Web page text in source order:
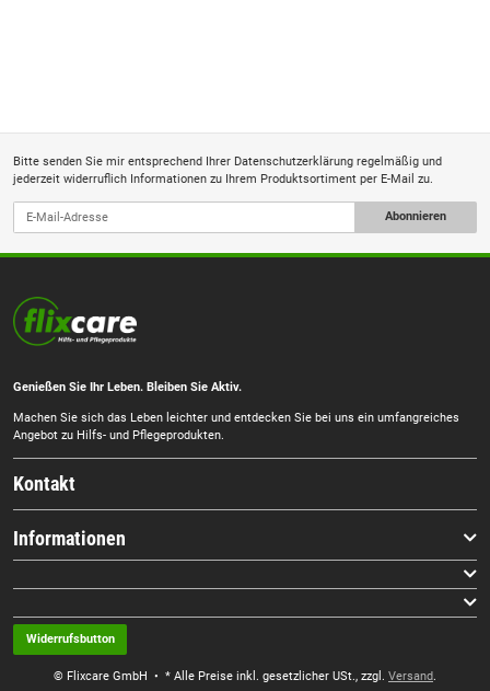
Bitte senden Sie mir entsprechend Ihrer Datenschutzerklärung regelmäßig und
jederzeit widerruflich Informationen zu Ihrem Produktsortiment per E-Mail zu.
Abonnieren
Genießen Sie Ihr Leben. Bleiben Sie Aktiv.
Machen Sie sich das Leben leichter und entdecken Sie bei uns ein umfangreiches
Angebot zu Hilfs- und Pflegeprodukten.
Kontakt
Informationen
Widerrufsbutton
© Flixcare GmbH • * Alle Preise inkl. gesetzlicher USt., zzgl. Versand.